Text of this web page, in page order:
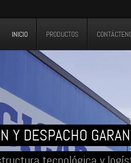
INICIO PRODUCTOS
Y DESPACHO